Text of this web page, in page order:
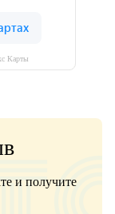
Карты
и получите